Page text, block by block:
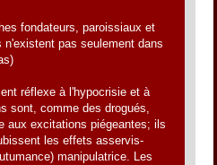
fondateurs, paroissiaux et
pas seulement dans
réflexe à l'hypocrisie et à
sont, comme des drogués,
aux excitations piégeantes; ils
les effets asservis-
manipulatrice. Les